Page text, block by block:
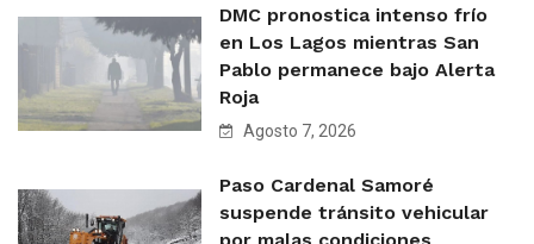
DMC pronostica intenso frío
en Los Lagos mientras San
Pablo permanece bajo Alerta
Roja
Agosto 7, 2026
Paso Cardenal Samoré
suspende tránsito vehicular